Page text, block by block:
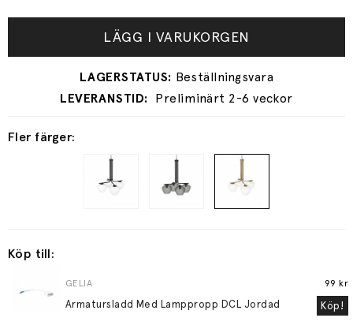
Fler färger:
LÄGG I VARUKORGEN
Preliminärt 2-6 veckor
Köp till:
GELIA
Armatursladd Med Lamppropp DCL Jordad
99 kr
Köp!